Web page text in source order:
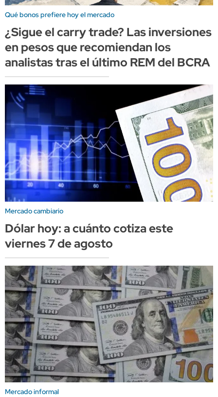
Qué bonos prefiere hoy el mercado
¿Sigue el carry trade? Las inversiones
en pesos que recomiendan los
analistas tras el último REM del BCRA
Mercado cambiario
Dólar hoy: a cuánto cotiza este
viernes 7 de agosto
Mercado informal